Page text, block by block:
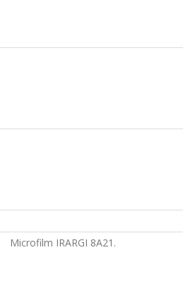
Microfilm IRARGI 8A21.